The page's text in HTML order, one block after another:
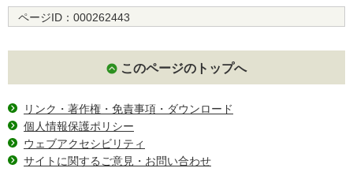
ページID： 000262443
このページのトップへ
リンク・著作権・免責事項・ダウンロード
個人情報保護ポリシー
ウェブアクセシビリティ
サイトに関するご意見・お問い合わせ